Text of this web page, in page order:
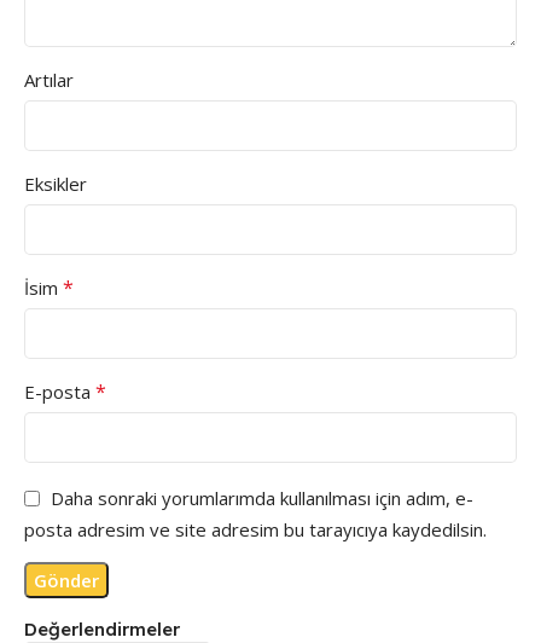
Değerlendirmeler
Artılar
Eksikler
İsim *
E-posta *
Daha sonraki yorumlarımda kullanılması için adım, e-
posta adresim ve site adresim bu tarayıcıya kaydedilsin.